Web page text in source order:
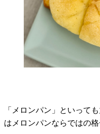
「メロンパン」といって
はメロンパンならではの